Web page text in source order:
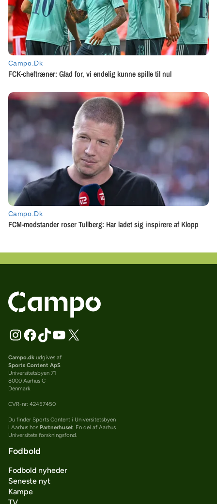
Campo.dkudgives af
Sports Content ApS
Universitetsbyen 71
8000 Aarhus C
Denmark
CVR-nr: 42457450
Du finder Sports Content i Universitetsbyen
i Aarhus hos Partnerhuset. En del af Aarhus
Universitets forskningsfond.
Fodbold
Fodbold nyheder
Seneste nyt
Kampe